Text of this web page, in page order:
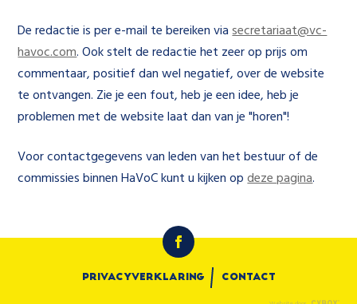
De redactie is per e-mail te bereiken viasecretariaat@vc-
havoc.com. Ook stelt de redactie het zeer op prijs om
commentaar, positief dan wel negatief, over de website
te ontvangen. Zie je een fout, heb je een idee, heb je
problemen met de website laat dan van je "horen"!
Voor contactgegevens van leden van het bestuur of de
commissies binnen HaVoC kunt u kijken opdeze pagina.
Privacyverklaring Contact